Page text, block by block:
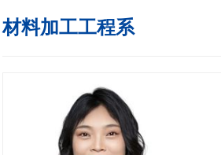
材料加工工程系